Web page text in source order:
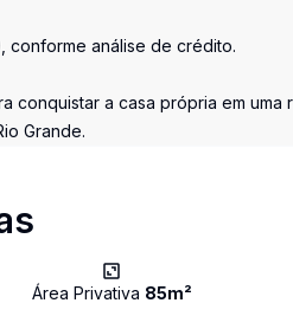
conforme análise de crédito.
conquistar a casa própria em
Grande.
Área Privativa 85m²